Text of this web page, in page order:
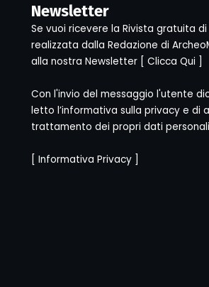
Newsletter
Se vuoi ricevere la Rivista gratuita
realizzata dalla Redazione di
alla nostra Newsletter [ Clicca Qui ]
Con l'invio del messaggio l'utente
letto l’informativa sulla privacy e di
trattamento dei propri dati
[ Informativa Privacy]